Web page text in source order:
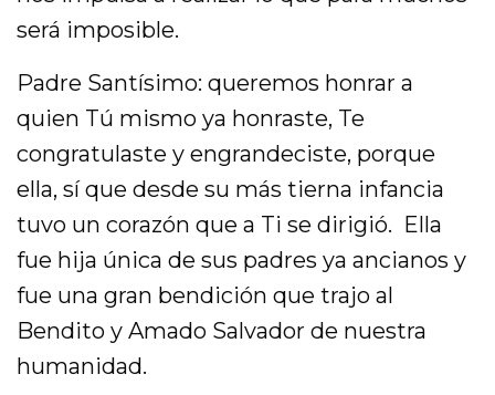
será imposible.
Padre Santísimo: queremos honrar a
quien Tú mismo ya honraste, Te
congratulaste y engrandeciste, porque
ella, sí que desde su más tierna infancia
tuvo un corazón que a Ti se dirigió. Ella
fue hija única de sus padres ya ancianos y
fue una gran bendición que trajo al
Bendito y Amado Salvador de nuestra
humanidad.